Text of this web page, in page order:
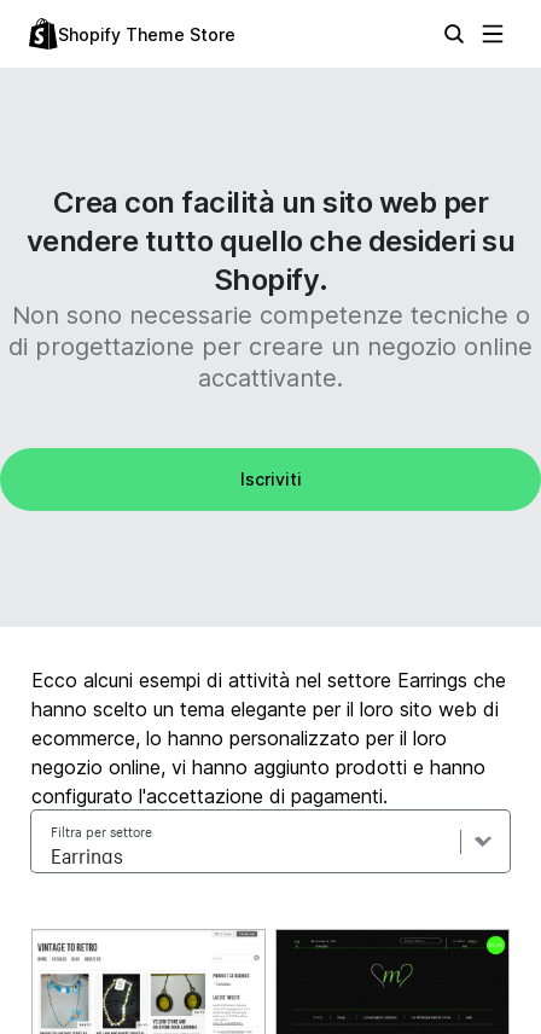
Shopify Theme Store
Crea con facilità un sito web per
vendere tutto quello che desideri su
Shopify.
Non sono necessarie competenze tecniche o
di progettazione per creare un negozio online
accattivante.
Iscriviti
Ecco alcuni esempi di attività nel settore Earrings che
hanno scelto un tema elegante per il loro sito web di
ecommerce, lo hanno personalizzato per il loro
negozio online, vi hanno aggiunto prodotti e hanno
configurato l'accettazione di pagamenti.
Filtra per settore